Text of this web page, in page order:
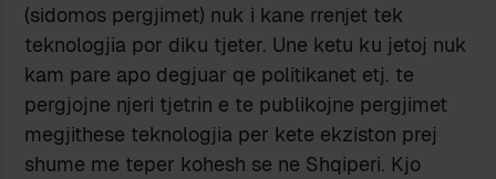
(sidomos pergjimet) nuk i kane rrenjet tek
teknologjia por diku tjeter. Une ketu ku jetoj nuk
kam pare apo degjuar qe politikanet etj. te
pergjojne njeri tjetrin e te publikojne pergjimet
megjithese teknologjia per kete ekziston prej
shume me teper kohesh se ne Shqiperi. Kjo